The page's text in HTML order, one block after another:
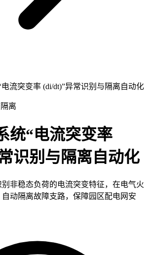
电流突变率 (di/dt)”异常识别与隔离自动化
离
统“电流突变率
识别与隔离自动化
非稳态负荷的电流突变特征，在电气火
动隔离故障支路，保障园区配电网安